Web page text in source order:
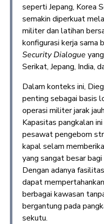
seperti Jepang, Korea
semakin diperkuat
militer dan latihan
konfigurasi kerja sama
Security Dialogue
Serikat, Jepang, India,
Dalam konteks ini,
penting sebagai basis
operasi militer jarak
Kapasitas pangkalan
pesawat pengebom
kapal selam
yang sangat besar
Dengan adanya
dapat
berbagai kawasan
bergantung pada
sekutu.